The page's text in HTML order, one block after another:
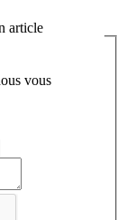
article
vous